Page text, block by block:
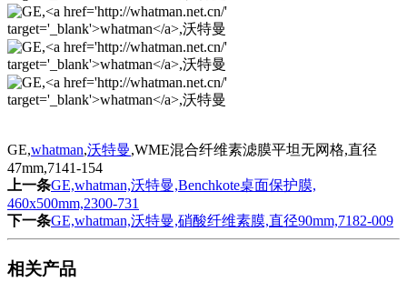
GE,whatman,沃特曼
47mm,7141-154
上一条GE,whatman,沃特曼,Benchkote桌面保护膜,
460x500mm,2300-731
下一条GE,whatman,沃特曼,硝酸纤维素膜,直径90mm,7182-009